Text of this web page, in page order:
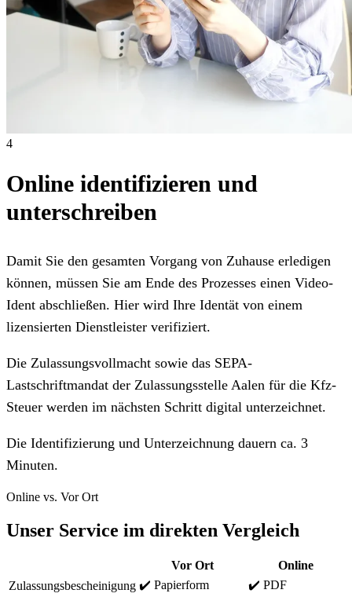
4
Online identifizieren und
unterschreiben
Damit Sie den gesamten Vorgang von Zuhause erledigen
können, müssen Sie am Ende des Prozesses einen Video-
Ident abschließen. Hier wird Ihre Identät von einem
lizensierten Dienstleister verifiziert.
Die Zulassungsvollmacht sowie das SEPA-
Lastschriftmandat der Zulassungsstelle Aalen für die Kfz-
Steuer werden im nächsten Schritt digital unterzeichnet.
Die Identifizierung und Unterzeichnung dauern ca. 3
Minuten.
Online vs. Vor Ort
Unser Service im direkten Vergleich
Vor Ort
Online
Zulassungsbescheinigung ✔️ Papierform
✔️ PDF